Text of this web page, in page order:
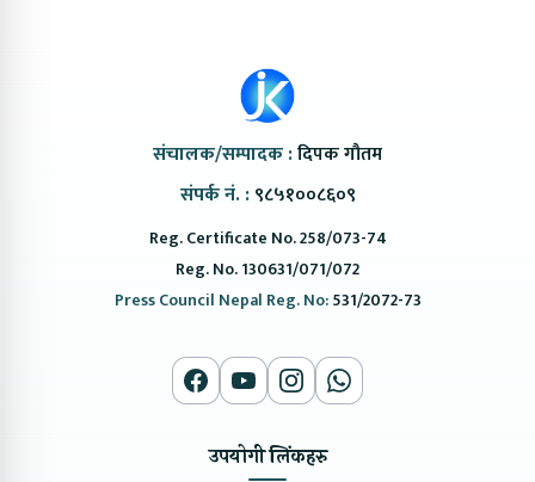
संचालक/सम्पादक :दिपक गौतम
संपर्क नं. : ९८५१००८६०९
Reg. Certificate No. 258/073-74
Reg. No. 130631/071/072
Press Council Nepal Reg. No:531/2072-73
उपयोगी लिंकहरु